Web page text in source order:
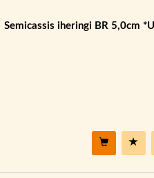
Semicassis iheringi BR 5,0cm